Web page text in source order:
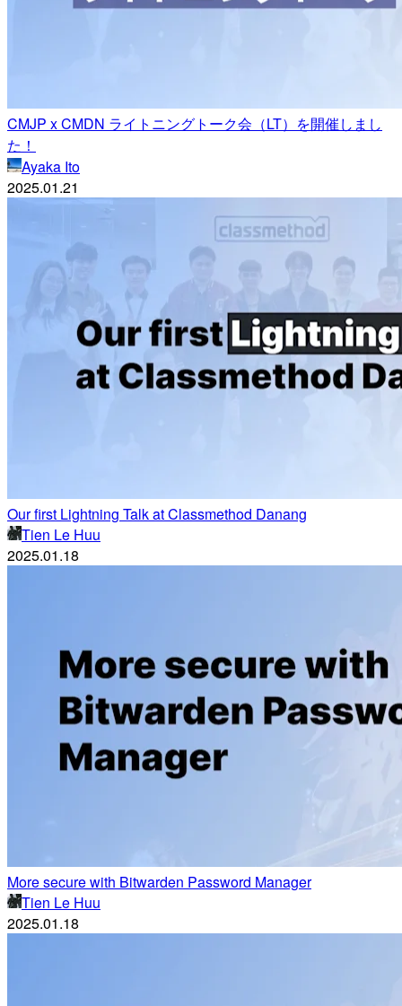
CMJP x CMDN ライトニングトーク会（LT）を開催しまし
た！
Ayaka Ito
2025.01.21
Our first Lightning Talk at Classmethod Danang
Tien Le Huu
2025.01.18
More secure with Bitwarden Password Manager
Tien Le Huu
2025.01.18